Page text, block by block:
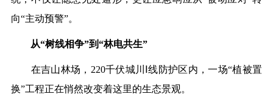
向“主动预警”。
从“树线相争”到“林电共生”
在吉山林场，220千伏城川Ⅰ线防护区内，一场“植被置
换”工程正在悄然改变着这里的生态景观。